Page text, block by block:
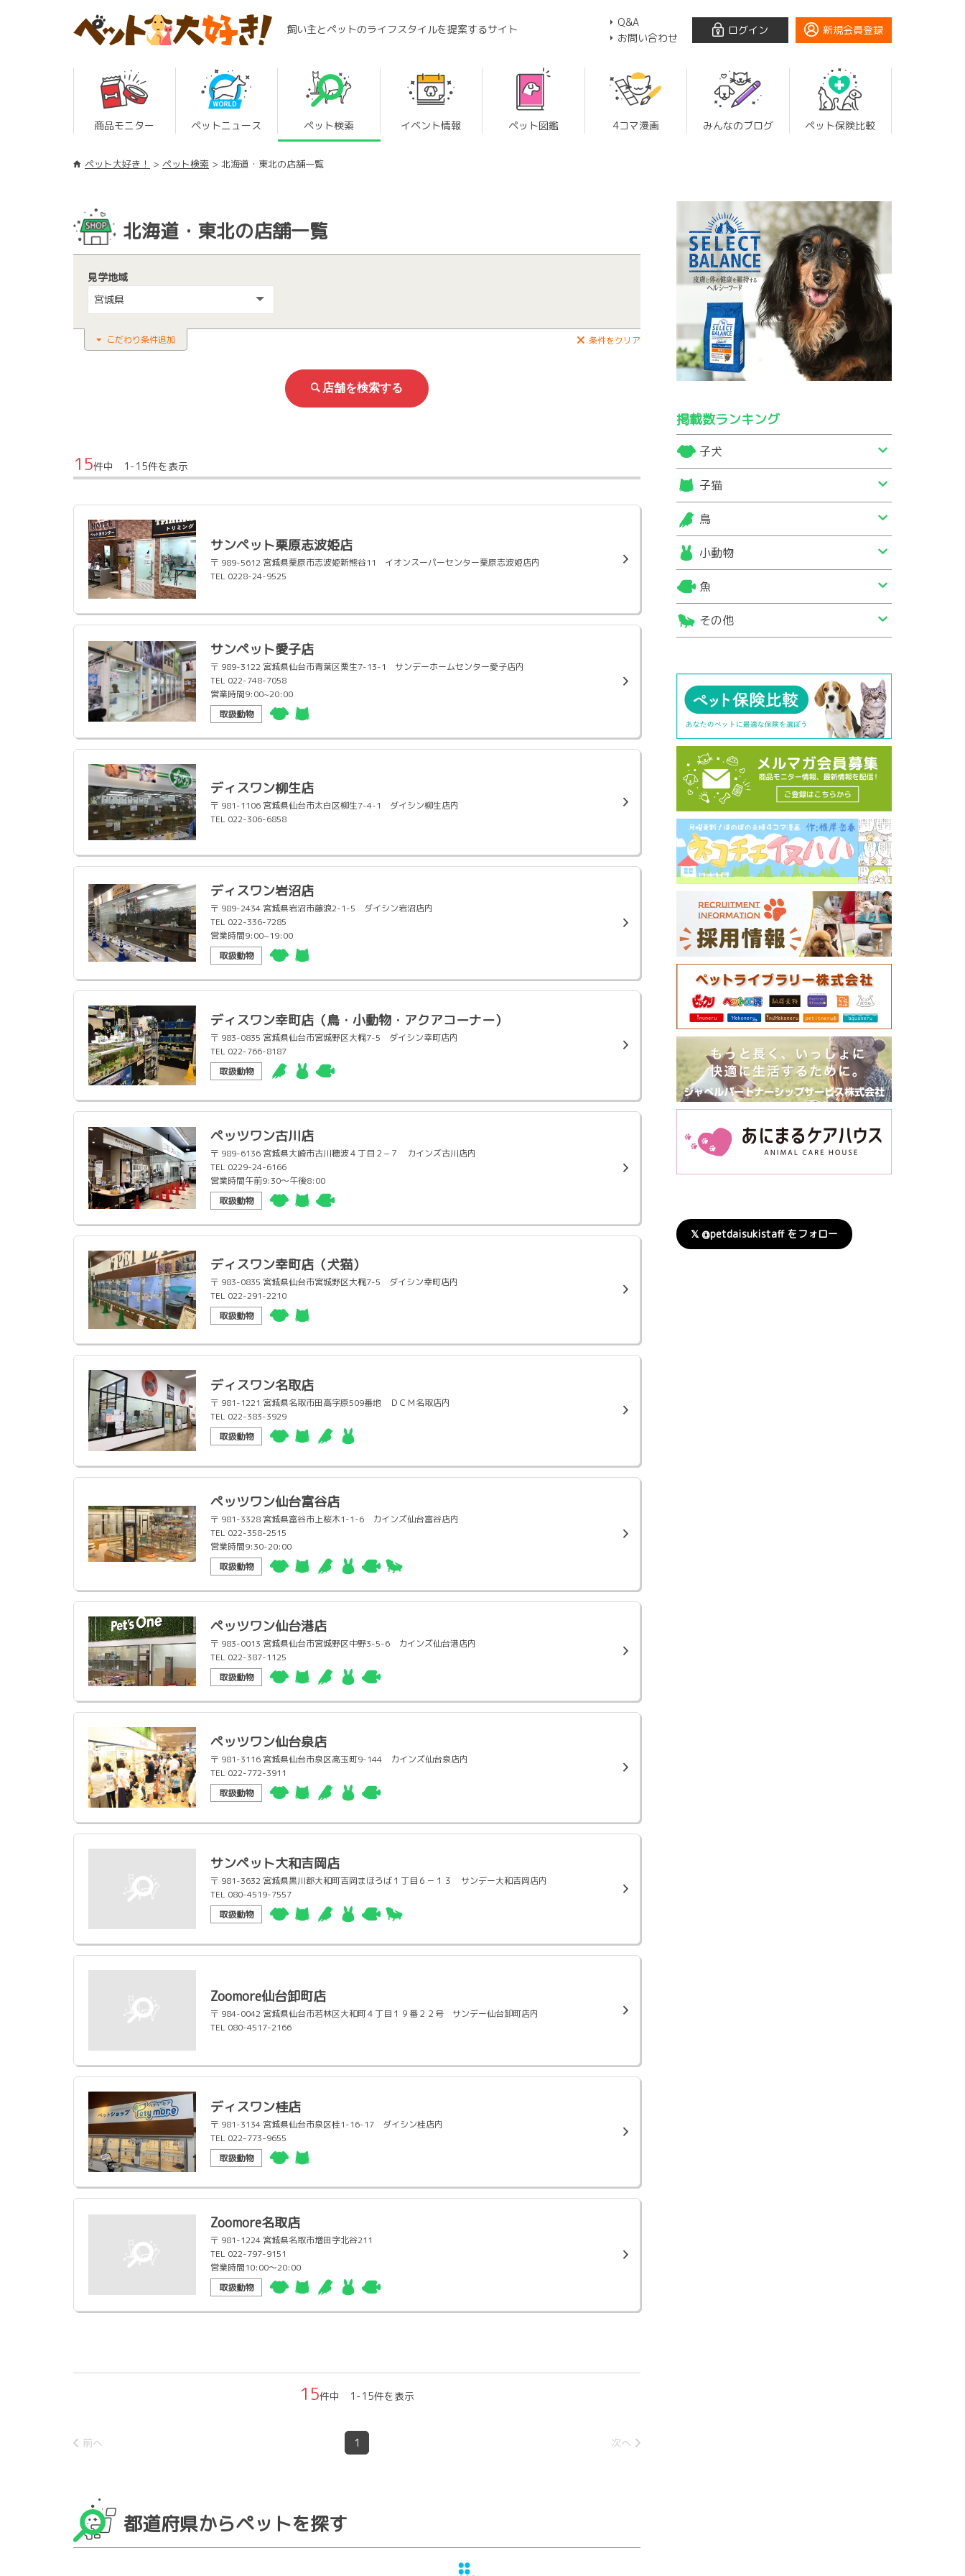
飼い主とペットのライフスタイルを提案するサイト
Q&A
お問い合わせ
ログイン 新規会員登録
商品モニター ペットニュース ペット検索 イベント情報 ペット図鑑 4コマ漫画 みんなのブログ ペット保険比較
ペット大好き！ ペット検索 北海道・東北の店舗一覧
北海道・東北の店舗一覧
見学地域
宮城県
こだわり条件追加 条件をクリア
15件中 1-15件を表示
サンペット栗原志波姫店
〒 989-5612 宮城県栗原市志波姫新熊谷11 イオンスーパーセンター栗原志波姫店内
TEL 0228-24-9525
サンペット愛子店
〒 989-3122 宮城県仙台市青葉区栗生7-13-1 サンデーホームセンター愛子店内
TEL 022-748-7058
営業時間9:00~20:00
取扱動物
ディスワン柳生店
〒 981-1106 宮城県仙台市太白区柳生7-4-1 ダイシン柳生店内
TEL 022-306-6858
ディスワン岩沼店
〒 989-2434 宮城県岩沼市藤浪2-1-5 ダイシン岩沼店内
TEL 022-336-7285
営業時間9:00~19:00
取扱動物
ディスワン幸町店（鳥・小動物・アクアコーナー）
〒 983-0835 宮城県仙台市宮城野区大梶7-5 ダイシン幸町店内
TEL 022-766-8187
取扱動物
ペッツワン古川店
〒 989-6136 宮城県大崎市古川穂波４丁目２−７ カインズ古川店内
TEL 0229-24-6166
営業時間午前9:30〜午後8:00
取扱動物
ディスワン幸町店（犬猫）
〒 983-0835 宮城県仙台市宮城野区大梶7-5 ダイシン幸町店内
TEL 022-291-2210
取扱動物
ディスワン名取店
〒 981-1221 宮城県名取市田高字原509番地 ＤＣＭ名取店内
TEL 022-383-3929
取扱動物
ペッツワン仙台富谷店
〒 981-3328 宮城県富谷市上桜木1-1-6 カインズ仙台富谷店内
TEL 022-358-2515
営業時間9:30-20:00
取扱動物
ペッツワン仙台港店
〒 983-0013 宮城県仙台市宮城野区中野3-5-6 カインズ仙台港店内
TEL 022-387-1125
取扱動物
ペッツワン仙台泉店
〒 981-3116 宮城県仙台市泉区高玉町9-144 カインズ仙台泉店内
TEL 022-772-3911
取扱動物
サンペット大和吉岡店
〒 981-3632 宮城県黒川郡大和町吉岡まほろば１丁目６－１３ サンデー大和吉岡店内
TEL 080-4519-7557
取扱動物
Zoomore仙台卸町店
〒 984-0042 宮城県仙台市若林区大和町４丁目１９番２２号 サンデー仙台卸町店内
TEL 080-4517-2166
ディスワン桂店
〒 981-3134 宮城県仙台市泉区桂1-16-17 ダイシン桂店内
TEL 022-773-9655
取扱動物
Zoomore名取店
〒 981-1224 宮城県名取市増田字北谷211
TEL 022-797-9151
営業時間10:00〜20:00
取扱動物
15件中 1-15件を表示
前へ 1 次へ
都道府県からペットを探す
掲載数ランキング
子犬
子猫
鳥
小動物
魚
その他
𝕏 @petdaisukistaff をフォロー